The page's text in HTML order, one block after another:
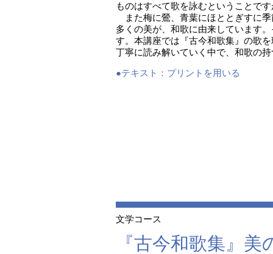
ものはすべて歌を詠むということで
また梅に鶯、青葉にほととぎすに
多くの美が、和歌に由来しています
す。本講座では『古今和歌集』の歌
丁寧に読み解いていく中で、和歌の
●テキスト： プリントを用いる
文学コース
『古今和歌集』